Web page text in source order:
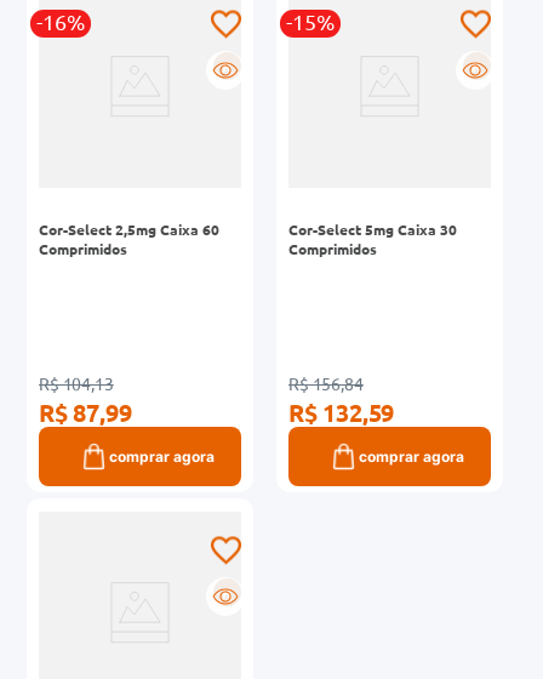
-16%
R
Cor-Select 2,5mg Caixa 60
Comprimidos
R$ 104,13
R$ 87,99
comprar agora
-15%
R
Cor-Select 5mg Caixa 30
Comprimidos
R$ 156,84
R$ 132,59
comprar agora
R